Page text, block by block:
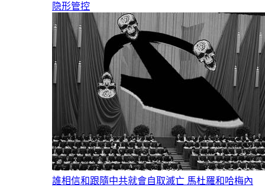
隐形管控
誰相信和跟隨中共就會自取滅亡 馬杜羅和哈梅內